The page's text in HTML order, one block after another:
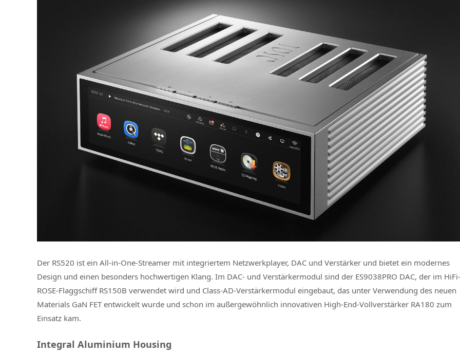
Der RS520 ist ein All-in-One-Streamer mit integriertem Netzwerkplayer, DAC und Verstärker und bietet ein modernes
Design und einen besonders hochwertigen Klang. Im DAC- und Verstärkermodul sind der ES9038PRO DAC, der im HiFi-
ROSE-Flaggschiff RS150B verwendet wird und Class-AD-Verstärkermodul eingebaut, das unter Verwendung des neuen
Materials GaN FET entwickelt wurde und schon im außergewöhnlich innovativen High-End-Vollverstärker RA180 zum
Einsatz kam.
Integral Aluminium Housing